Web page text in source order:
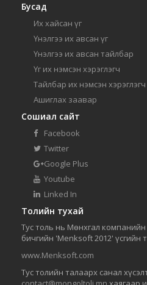
Бусад
Их хайсан үг
Үнэлгээ их авсан үг
Үнэлгээ их авсан тайлбар
Үг их нэмсэн хэрэглэгч
Тайлбар их нэмсэн хэрэглэгч
Ашиглах заавар
Сошиал сайт
Facebook
Twitter
Google Plus
Youtube
Linked In
Толийн тухай
Тус толь нь Мөнхгал
бичгийн 'Menksoft 2012' үсгийн
www.Menksoft.com
Тус толийн талаарх санал